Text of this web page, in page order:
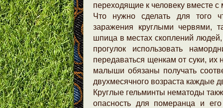
переходящие к человеку вместе с
Что нужно сделать для того
заражения круглыми червями,
шпица в местах скоплений
прогулок использовать
передаваться щенкам от суки, их
малыши обязаны получать
двухмесячного возраста каждые
Круглые гельминты нематоды
опасность для померанца и